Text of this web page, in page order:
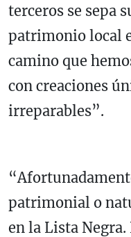
terceros se sepa
patrimonio local
camino que
con creaciones
irreparables”.
patrimonial o
en la Lista Negra.